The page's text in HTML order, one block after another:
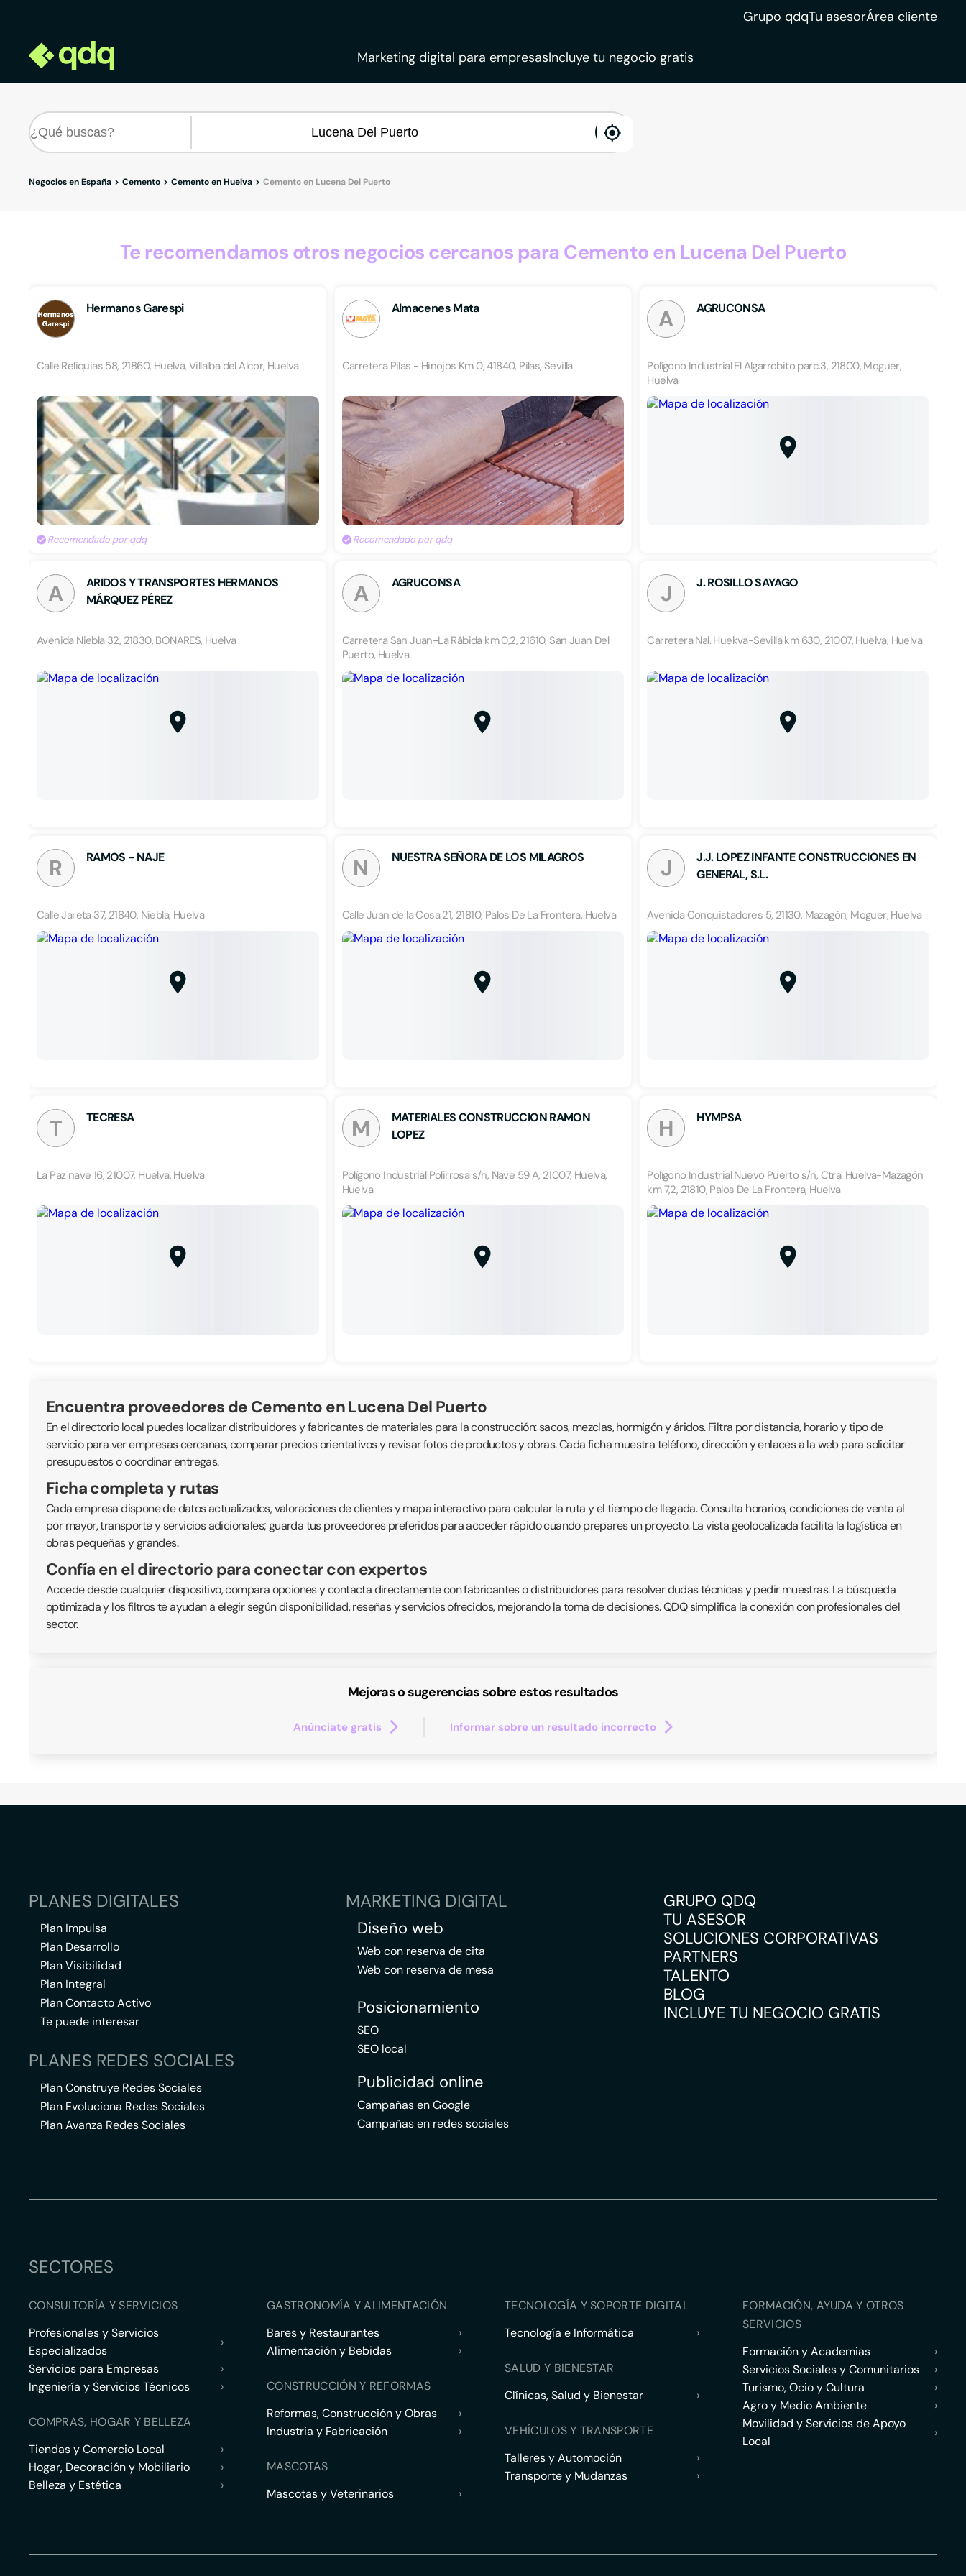
Grupo qdqTu asesorÁrea cliente
Marketing digital para empresasIncluye tu negocio gratis
enable
Negocios en España Cemento Cemento en Huelva Cemento en Lucena Del Puerto
Te recomendamos otros negocios cercanos para Cemento en Lucena Del Puerto
Hermanos Garespi
Calle Reliquias 58, 21860, Huelva, Villalba del Alcor, Huelva
Recomendado por qdq
Almacenes Mata
Carretera Pilas - Hinojos Km 0, 41840, Pilas, Sevilla
Recomendado por qdq
A AGRUCONSA
Polígono Industrial El Algarrobito parc.3, 21800, Moguer,
Huelva
A
ARIDOS Y TRANSPORTES HERMANOS
MÁRQUEZ PÉREZ
Avenida Niebla 32, 21830, BONARES, Huelva
A AGRUCONSA
Carretera San Juan-La Rábida km 0,2, 21610, San Juan Del
Puerto, Huelva
J J. ROSILLO SAYAGO
Carretera Nal. Huekva-Sevilla km 630, 21007, Huelva, Huelva
R RAMOS - NAJE
Calle Jareta 37, 21840, Niebla, Huelva
N NUESTRA SEÑORA DE LOS MILAGROS
Calle Juan de la Cosa 21, 21810, Palos De La Frontera, Huelva
J
J.J. LOPEZ INFANTE CONSTRUCCIONES EN
GENERAL, S.L.
Avenida Conquistadores 5, 21130, Mazagón, Moguer, Huelva
T TECRESA
La Paz nave 16, 21007, Huelva, Huelva
M
MATERIALES CONSTRUCCION RAMON
LOPEZ
Polígono Industrial Polirrosa s/n, Nave 59 A, 21007, Huelva,
Huelva
H HYMPSA
Polígono Industrial Nuevo Puerto s/n, Ctra. Huelva-Mazagón
km 7,2, 21810, Palos De La Frontera, Huelva
Encuentra proveedores de Cemento en Lucena Del Puerto
En el directorio local puedes localizar distribuidores y fabricantes de materiales para la construcción: sacos, mezclas, hormigón y áridos. Filtra por distancia, horario y tipo de
servicio para ver empresas cercanas, comparar precios orientativos y revisar fotos de productos y obras. Cada ficha muestra teléfono, dirección y enlaces a la web para solicitar
presupuestos o coordinar entregas.
Ficha completa y rutas
Cada empresa dispone de datos actualizados, valoraciones de clientes y mapa interactivo para calcular la ruta y el tiempo de llegada. Consulta horarios, condiciones de venta al
por mayor, transporte y servicios adicionales; guarda tus proveedores preferidos para acceder rápido cuando prepares un proyecto. La vista geolocalizada facilita la logística en
obras pequeñas y grandes.
Confía en el directorio para conectar con expertos
Accede desde cualquier dispositivo, compara opciones y contacta directamente con fabricantes o distribuidores para resolver dudas técnicas y pedir muestras. La búsqueda
optimizada y los filtros te ayudan a elegir según disponibilidad, reseñas y servicios ofrecidos, mejorando la toma de decisiones. QDQ simplifica la conexión con profesionales del
sector.
Mejoras o sugerencias sobre estos resultados
Anúnciate gratis Informar sobre un resultado incorrecto
PLANES DIGITALES
Plan Impulsa
Plan Desarrollo
Plan Visibilidad
Plan Integral
Plan Contacto Activo
Te puede interesar
PLANES REDES SOCIALES
Plan Construye Redes Sociales
Plan Evoluciona Redes Sociales
Plan Avanza Redes Sociales
MARKETING DIGITAL
Diseño web
Web con reserva de cita
Web con reserva de mesa
Posicionamiento
SEO
SEO local
Publicidad online
Campañas en Google
Campañas en redes sociales
GRUPO QDQ
TU ASESOR
SOLUCIONES CORPORATIVAS
PARTNERS
TALENTO
BLOG
INCLUYE TU NEGOCIO GRATIS
SECTORES
CONSULTORÍA Y SERVICIOS
Profesionales y Servicios
Especializados
›
Servicios para Empresas
›
Ingeniería y Servicios Técnicos
›
COMPRAS, HOGAR Y BELLEZA
Tiendas y Comercio Local
›
Hogar, Decoración y Mobiliario
›
Belleza y Estética
›
GASTRONOMÍA Y ALIMENTACIÓN
Bares y Restaurantes
›
Alimentación y Bebidas
›
CONSTRUCCIÓN Y REFORMAS
Reformas, Construcción y Obras
›
Industria y Fabricación
›
MASCOTAS
Mascotas y Veterinarios
›
TECNOLOGÍA Y SOPORTE DIGITAL
Tecnología e Informática
›
SALUD Y BIENESTAR
Clínicas, Salud y Bienestar
›
VEHÍCULOS Y TRANSPORTE
Talleres y Automoción
›
Transporte y Mudanzas
›
FORMACIÓN, AYUDA Y OTROS
SERVICIOS
Formación y Academias
›
Servicios Sociales y Comunitarios
›
Turismo, Ocio y Cultura
›
Agro y Medio Ambiente
›
Movilidad y Servicios de Apoyo
Local
›